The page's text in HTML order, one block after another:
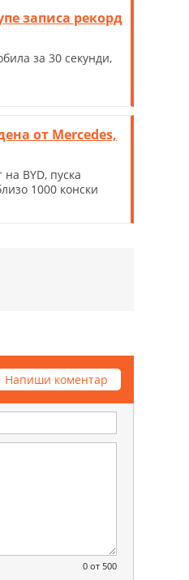
записа рекорд
за 30 секунди,
от Mercedes,
BYD, пуска
1000 конски
Напиши коментар
0 от 500